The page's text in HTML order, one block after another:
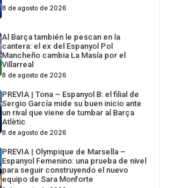
8 de agosto de 2026
Al Barça también le pescan en la
cantera: el ex del Espanyol Pol
Mancheño cambia La Masía por el
Villarreal
8 de agosto de 2026
PREVIA | Tona – Espanyol B: el filial de
Sergio García mide su buen inicio ante
un rival que viene de tumbar al Barça
Atlètic
8 de agosto de 2026
PREVIA | Olympique de Marsella –
Espanyol Femenino: una prueba de nivel
para seguir construyendo el nuevo
equipo de Sara Monforte